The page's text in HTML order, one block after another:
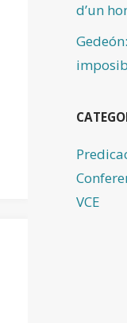
d’un
VCE